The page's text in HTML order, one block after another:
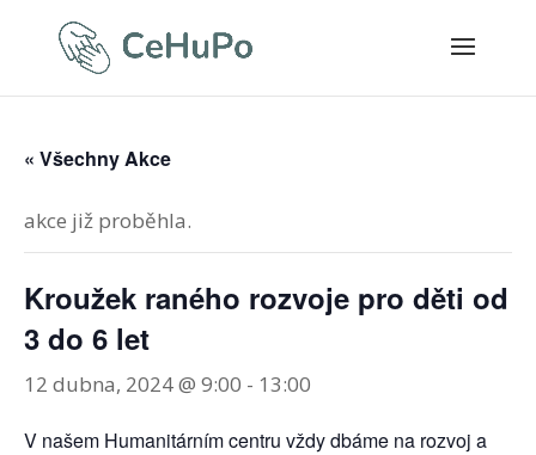
« Všechny Akce
akce již proběhla.
Kroužek raného rozvoje pro děti od
3 do 6 let
12 dubna, 2024 @ 9:00 - 13:00
V našem Humanitárním centru vždy dbáme na rozvoj a